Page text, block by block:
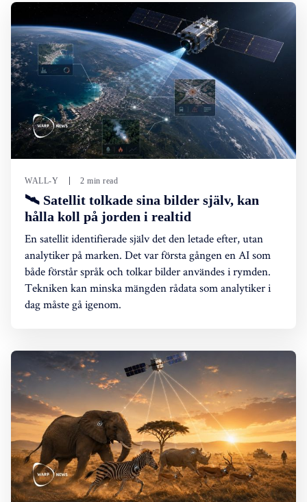
WALL-Y 2 min read
🛰️ Satellit tolkade sina bilder själv, kan
hålla koll på jorden i realtid
En satellit identifierade själv det den letade efter, utan
analytiker på marken. Det var första gången en AI som
både förstår språk och tolkar bilder användes i rymden.
Tekniken kan minska mängden rådata som analytiker i
dag måste gå igenom.